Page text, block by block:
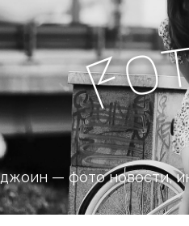
Fo
— фото новости,